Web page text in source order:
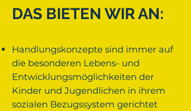
DAS BIETEN WIR AN:
Handlungskonzepte sind immer auf
die besonderen Lebens- und
Entwicklungsmöglichkeiten der
Kinder und Jugendlichen in ihrem
sozialen Bezugssystem gerichtet